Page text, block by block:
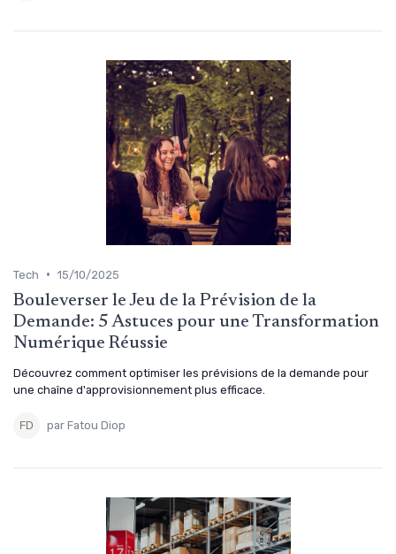
Tech • 15/10/2025
Bouleverser le Jeu de la Prévision de la
Demande: 5 Astuces pour une Transformation
Numérique Réussie
Découvrez comment optimiser les prévisions de la demande pour
une chaîne d'approvisionnement plus efficace.
par Fatou Diop